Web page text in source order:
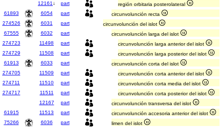
12161 ↓ part
región orbitaria posterolateral
61893
6054 part
circunvolunción recta
274526
6031 part
circunvolunción del islot
67555
6032 part
circunvolunción larga del islot
274723
11498 part
circunvolunción larga anterior del islot
274729
11508 part
circunvolunción larga posterior del islot
61913
6033 part
circunvolunción corta del islot
274705
11509 part
circunvolunción corta anterior del islot
274711
11510 part
circunvolunción corta media del islot
274717
11511 part
circunvolunción corta posterior del islot
12167
part
circunvolunción transversa del islot
61915
11513 part
circunvolunción accesoria anterior del islot
75266
6036 part
limen del islot